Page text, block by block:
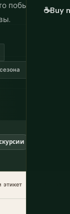
☕Buy
побывал в
этикет